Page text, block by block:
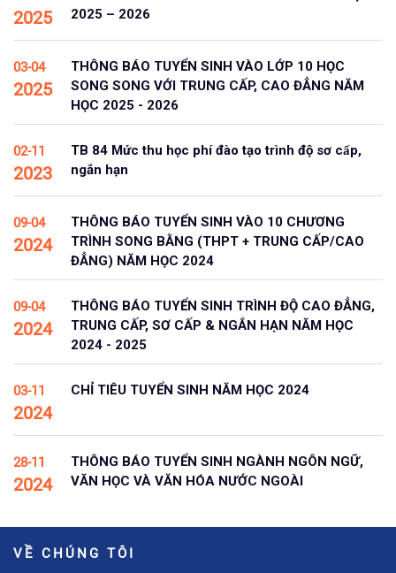
2025
2025 – 2026
03-04
2025
THÔNG BÁO TUYỂN SINH VÀO LỚP 10 HỌC
SONG SONG VỚI TRUNG CẤP, CAO ĐẲNG NĂM
HỌC 2025 - 2026
02-11
2023
TB 84 Mức thu học phí đào tạo trình độ sơ cấp,
ngắn hạn
09-04
2024
THÔNG BÁO TUYỂN SINH VÀO 10 CHƯƠNG
TRÌNH SONG BẰNG (THPT + TRUNG CẤP/CAO
ĐẲNG) NĂM HỌC 2024
09-04
2024
THÔNG BÁO TUYỂN SINH TRÌNH ĐỘ CAO ĐẲNG,
TRUNG CẤP, SƠ CẤP & NGẮN HẠN NĂM HỌC
2024 - 2025
03-11
2024
CHỈ TIÊU TUYỂN SINH NĂM HỌC 2024
28-11
2024
THÔNG BÁO TUYỂN SINH NGÀNH NGÔN NGỮ,
VĂN HỌC VÀ VĂN HÓA NƯỚC NGOÀI
VỀ CHÚNG TÔI